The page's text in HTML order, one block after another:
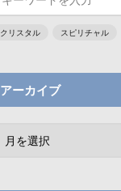
クリスタル スピリチャル
アーカイブ